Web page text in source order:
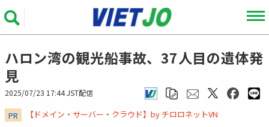
ハロン湾の観光船事故、37人目の遺体発
見
2025/07/23 17:44 JST配信
PR ​​​​​​​【ドメイン・サーバー・クラウド】by チロロネットVN